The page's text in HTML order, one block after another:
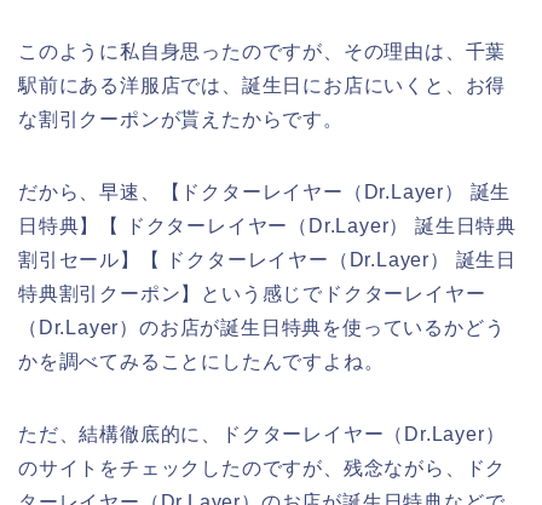
このように私自身思ったのですが、その理由は、千葉
駅前にある洋服店では、誕生日にお店にいくと、お得
な割引クーポンが貰えたからです。
だから、早速、【ドクターレイヤー（Dr.Layer） 誕生
日特典】【 ドクターレイヤー（Dr.Layer） 誕生日特典
割引セール】【 ドクターレイヤー（Dr.Layer） 誕生日
特典割引クーポン】という感じでドクターレイヤー
（Dr.Layer）のお店が誕生日特典を使っているかどう
かを調べてみることにしたんですよね。
ただ、結構徹底的に、ドクターレイヤー（Dr.Layer）
のサイトをチェックしたのですが、残念ながら、ドク